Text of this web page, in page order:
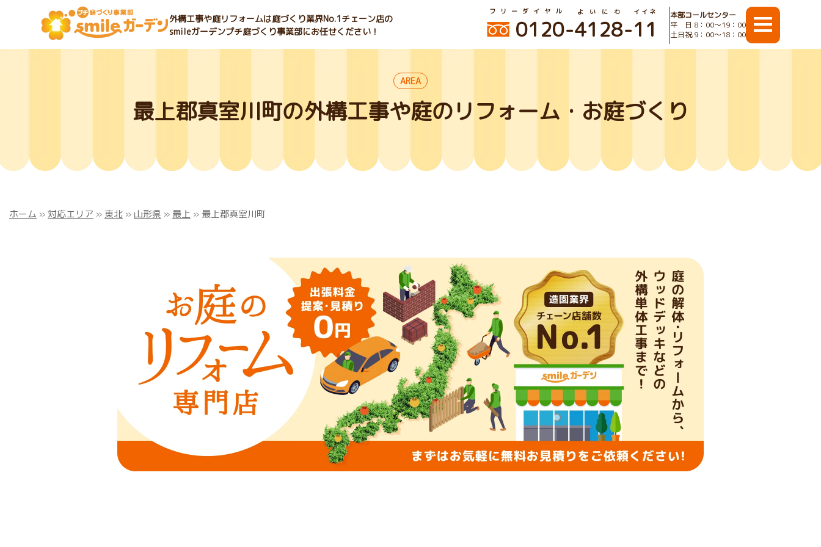
外構工事や庭リフォームは庭づくり業界No.1チェーン店の
smileガーデンプチ庭づくり事業部にお任せください！
0120
フリーダイヤル
-4128
よいにわ
-11
イイネ
本部コールセンター
平 日 8：00〜19：00
土日祝 9：00〜18：00
AREA
最上郡真室川町の外構工事や庭のリフォーム・お庭づくり
ホーム »対応エリア » 東北 » 山形県 » 最上 » 最上郡真室川町